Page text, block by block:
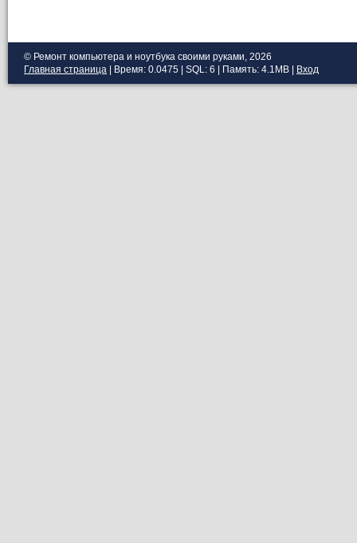
© Ремонт компьютера и ноутбука своими руками, 2026
Главная страница | Время: 0.0475 | SQL: 6 | Память: 4.1MB Вход